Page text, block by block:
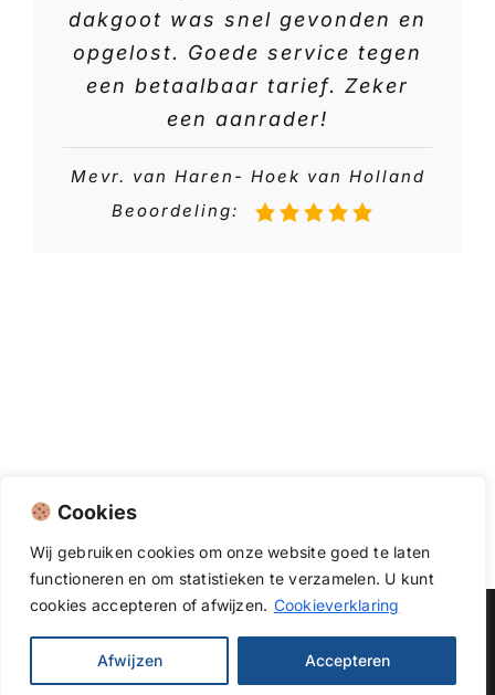
Cookies
Wij gebruikencookiesomonzewebsitegoedte laten
functionerenen om statistieken teverzamelen. U kunt
cookies accepteren of afwijzen. Cookieverklaring
Afwijzen Accepteren
dakgoot was snel gevonden en
opgelost. Goede service tegen
een betaalbaar tarief. Zeker
een aanrader!
Mevr. van Haren- Hoek van Holland
Beoordeling:
InstagramPinterest